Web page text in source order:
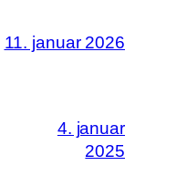
11. januar 2026
4. januar
2025